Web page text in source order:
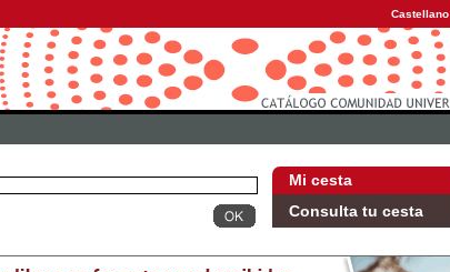
Castellano
Mi cesta
Consulta tu cesta